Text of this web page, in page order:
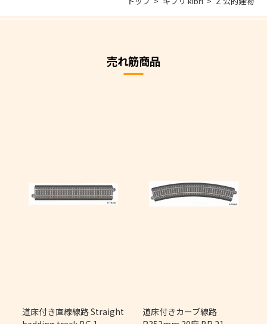
売れ筋商品
道床付き直線線路 Straight
道床付きカーブ線路